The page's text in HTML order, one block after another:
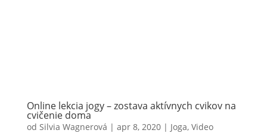
Online lekcia jogy – zostava aktívnych cvikov na
cvičenie doma
od Silvia Wagnerová | apr 8, 2020| Joga, Video